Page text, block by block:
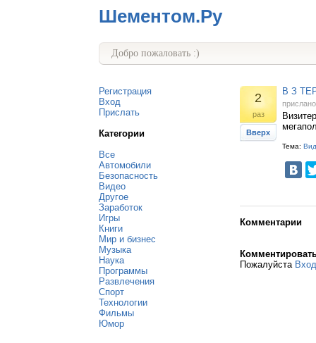
Шементом.Ру
Добро пожаловать :)
Регистрация
Вход
Прислать
Категории
Все
Автомобили
Безопасность
Видео
Другое
Заработок
Игры
Книги
Мир и бизнес
Музыка
Наука
Программы
Развлечения
Спорт
Технологии
Фильмы
Юмор
2
раз
Вверх
В З
Тема:
Комментарии
Пожалуйста Вход